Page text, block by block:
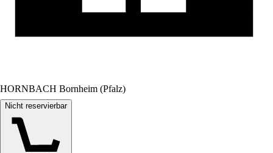
HORNBACH Bornheim (Pfalz)
Nicht reservierbar